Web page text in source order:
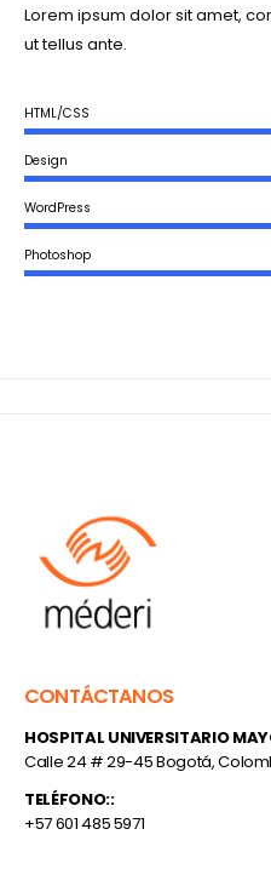
Lorem ipsum dolor sit amet,
ut tellus ante.
HTML/CSS
Design
WordPress
Photoshop
CONTÁCTANOS
HOSPITAL UNIVERSITARIO
Calle 24 # 29-45 Bogotá,
TELÉFONO::
+57 601 485 5971